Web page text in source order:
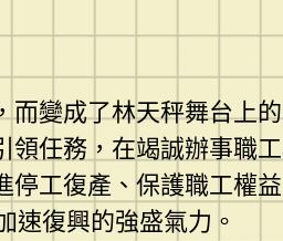
變成了林天秤舞台上
任務，在竭誠辦事職
工復產、保護職工權
復興的強盛氣力。